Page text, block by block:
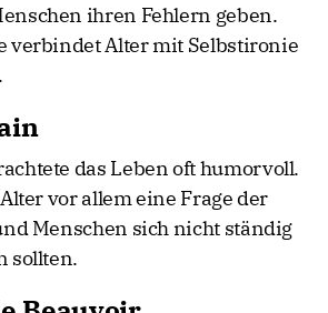
ihren Fehlern geben.
verbindet Alter mit Selbstironie
das Leben oft humorvoll.
vor allem eine Frage der
Menschen sich nicht ständig
sollten.